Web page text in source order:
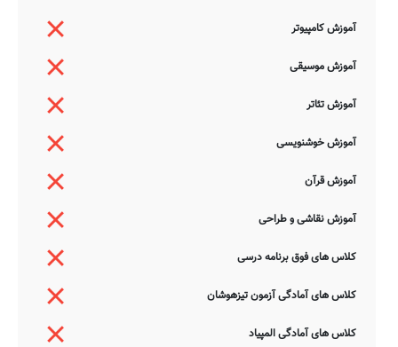
آموزش کامپیوتر
آموزش موسیقی
آموزش تئاتر
آموزش خوشنویسی
آموزش قرآن
آموزش نقاشی و طراحی
کلاس های فوق برنامه درسی
کلاس های آمادگی آزمون تیزهوشان
کلاس های آمادگی المپیاد